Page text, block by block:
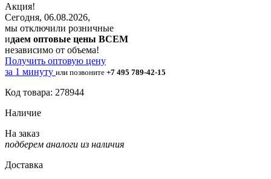
Акция!
Сегодня, 06.08.2026,
мы отключили розничные
идаем оптовые цены ВСЕМ
независимо от объема!
Получить оптовую цену
за 1 минуту или позвоните +7 495 789-42-15
Код товара: 278944
Наличие
На заказ
подберем аналоги из наличия
Доставка